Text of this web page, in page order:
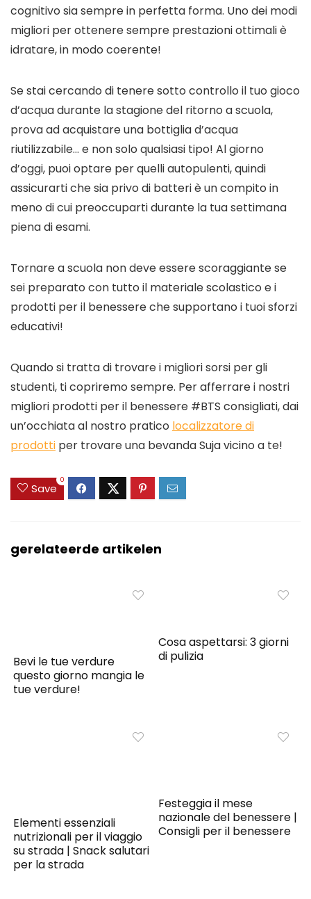
cognitivo sia sempre in perfetta forma. Uno dei modi
migliori per ottenere sempre prestazioni ottimali è
idratare, in modo coerente!
Se stai cercando di tenere sotto controllo il tuo gioco
d’acqua durante la stagione del ritorno a scuola,
prova ad acquistare una bottiglia d’acqua
riutilizzabile… e non solo qualsiasi tipo! Al giorno
d’oggi, puoi optare per quelli autopulenti, quindi
assicurarti che sia privo di batteri è un compito in
meno di cui preoccuparti durante la tua settimana
piena di esami.
Tornare a scuola non deve essere scoraggiante se
sei preparato con tutto il materiale scolastico e i
prodotti per il benessere che supportano i tuoi sforzi
educativi!
Quando si tratta di trovare i migliori sorsi per gli
studenti, ti copriremo sempre. Per afferrare i nostri
migliori prodotti per il benessere #BTS consigliati, dai
un’occhiata al nostro pratico localizzatore di
prodotti per trovare una bevanda Suja vicino a te!
Save
0
gerelateerde artikelen
Bevi le tue verdure
questo giorno mangia le
tue verdure!
Cosa aspettarsi: 3 giorni
di pulizia
Elementi essenziali
nutrizionali per il viaggio
su strada | Snack salutari
per la strada
Festeggia il mese
nazionale del benessere |
Consigli per il benessere